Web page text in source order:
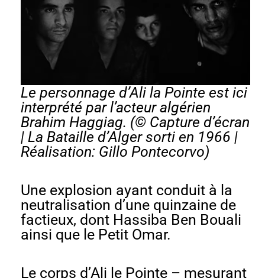
Le personnage d’Ali la Pointe est ici
interprété par l’acteur algérien
Brahim Haggiag. (© Capture d’écran
| La Bataille d’Alger sorti en 1966 |
Réalisation: Gillo Pontecorvo)
Une explosion ayant conduit à la
neutralisation d’une quinzaine de
factieux, dont Hassiba Ben Bouali
ainsi que le Petit Omar.
Le corps d’Ali le Pointe – mesurant